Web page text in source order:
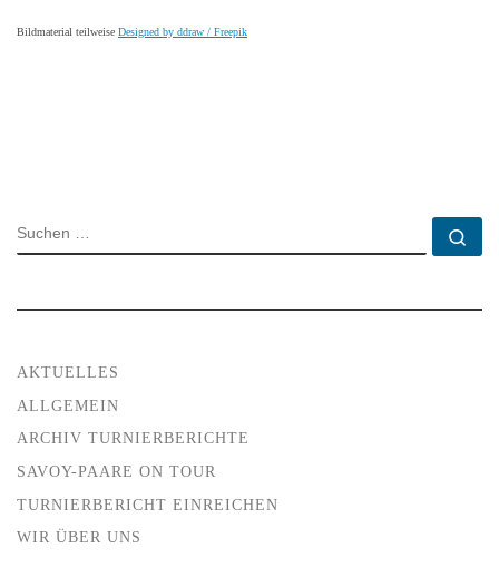
Bildmaterial teilweise Designed by ddraw / Freepik
SUCHE
AKTUELLES
ALLGEMEIN
ARCHIV TURNIERBERICHTE
SAVOY-PAARE ON TOUR
TURNIERBERICHT EINREICHEN
WIR ÜBER UNS